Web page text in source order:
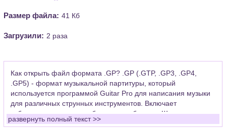
Размер файла: 41 Кб
Загрузили: 2 раза
Как открыть файл формата .GP? .GP (.GTP, .GP3, .GP4,
.GP5) - формат музыкальной партитуры, который
используется программой Guitar Pro для написания музыки
для различных струнных инструментов. Включает
табулатуры для гитары, бас-гитары, банджо. Широко
применяется для создания партитур, которые затем
развернуть полный текст >>